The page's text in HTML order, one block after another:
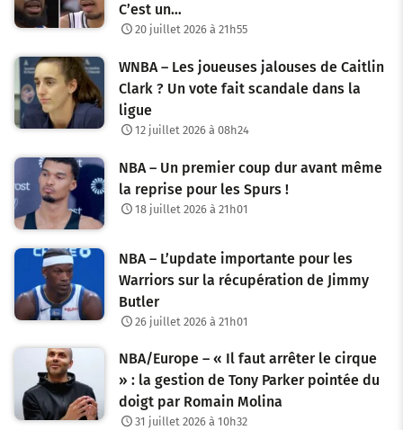
a
i
o
e
s
r
c
C’est un…
20 juillet 2026 à 21h55
WNBA – Les joueuses jalouses de Caitlin
Clark ? Un vote fait scandale dans la
ligue
12 juillet 2026 à 08h24
NBA – Un premier coup dur avant même
la reprise pour les Spurs !
18 juillet 2026 à 21h01
NBA – L’update importante pour les
Warriors sur la récupération de Jimmy
Butler
26 juillet 2026 à 21h01
NBA/Europe – « Il faut arrêter le cirque
» : la gestion de Tony Parker pointée du
doigt par Romain Molina
31 juillet 2026 à 10h32